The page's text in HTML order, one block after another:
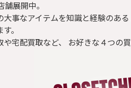
舗展開中。
大事なアイテムを知識と経験のあ
。
や宅配買取など、 お好きな４つの買